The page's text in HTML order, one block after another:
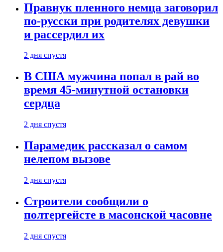
Правнук пленного немца заговорил
по-русски при родителях девушки
и рассердил их
2 дня спустя
В США мужчина попал в рай во
время 45-минутной остановки
сердца
2 дня спустя
Парамедик рассказал о самом
нелепом вызове
2 дня спустя
Строители сообщили о
полтергейсте в масонской часовне
2 дня спустя